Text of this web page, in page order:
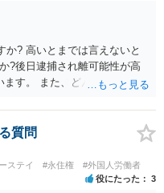
か? 高いとまでは言えないと
?後日逮捕され離可能性が高
ます。 また、どんな犯罪をし
質問
ステイ #永住権 #外国人労働者
役にたった 3